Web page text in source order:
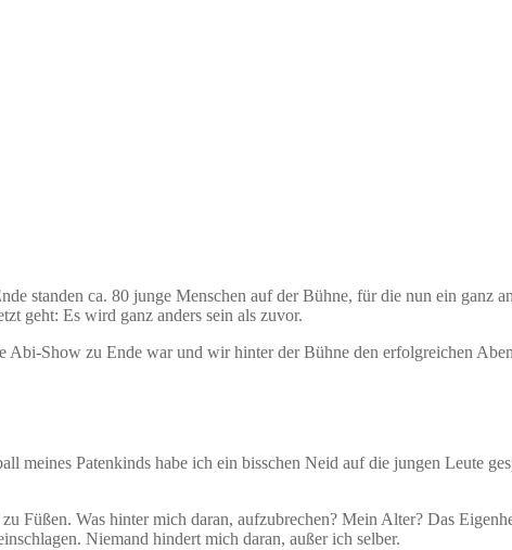
standen ca. 80 junge Menschen auf der Bühne, für die nun ein ganz
geht: Es wird ganz anders sein als zuvor.
Abi-Show zu Ende war und wir hinter der Bühne den erfolgreichen
meines Patenkinds habe ich ein bisschen Neid auf die jungen Leute
Füßen. Was hinter mich daran, aufzubrechen? Mein Alter? Das
Niemand hindert mich daran, außer ich selber.